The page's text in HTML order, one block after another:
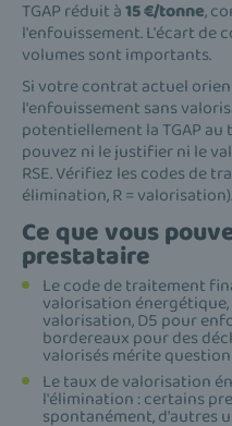
TGAP réduit à15 €/tonne,
l'enfouissement. L'écart de
volumes sont importants.
Si votre contrat actuel
l'enfouissement sans
potentiellement la TGAP
pouvez ni le justifier ni le
RSE. Vérifiez les codes de
élimination, R = valorisation).
Ce que vous
prestataire
Le code de traitement
valorisation
valorisation, D5 pour
bordereaux pour des
valorisés mérite
Le taux de valorisation
l'élimination : certains
spontanément, d'autres